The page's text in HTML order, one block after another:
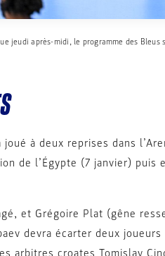
jeudi après-midi, le programme des
joué à deux reprises dans
de l’Égypte (7 janvier) puis
et Grégoire Plat (gêne
devra écarter deux